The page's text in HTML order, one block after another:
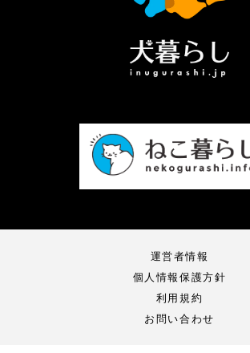
運営者情報
個人情報保護方針
利用規約
お問い合わせ